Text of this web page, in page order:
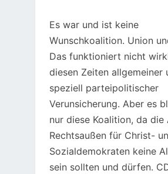
Es war und ist keine
Wunschkoalition. Union
Das funktioniert nicht
diesen Zeiten allgemeiner
speziell parteipolitischer
Verunsicherung. Aber es
nur diese Koalition, da die
Rechtsaußen für Christ-
Sozialdemokraten keine
sein sollten und dürfen.